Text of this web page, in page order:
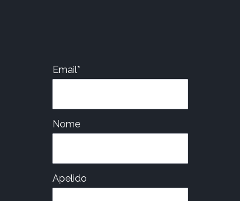
Email*
Nome
Apelido